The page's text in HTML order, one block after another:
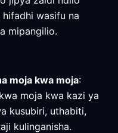
wasifu na
mipangilio.
moja kwa moja:
moja kwa kazi ya
kusubiri, uthabiti,
kulinganisha.